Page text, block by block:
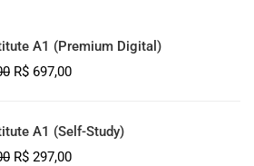
A1 (Premium Digital)
R$ 697,00
A1 (Self-Study)
R$ 297,00